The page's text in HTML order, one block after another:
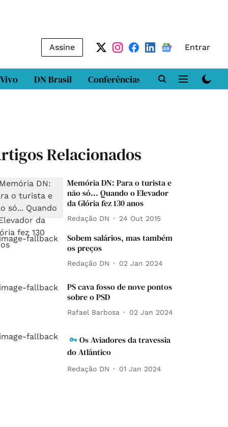
Assine Entrar
DN Brasil Conferências DN LAB
Relacionados
Memória DN: Para o turista e
não só... Quando o Elevador
da Glória fez 130 anos
Redação DN 24 Out 2015
Sobem salários, mas também
os preços
Redação DN 02 Jan 2024
PS cava fosso de nove pontos
sobre o PSD
Rafael Barbosa 02 Jan 2024
Os Aviadores da travessia
do Atlântico
Redação DN 01 Jan 2024